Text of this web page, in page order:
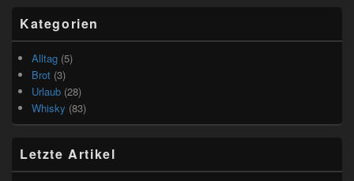
Kategorien
Alltag (5)
Brot (3)
Urlaub (28)
Whisky (83)
Letzte Artikel